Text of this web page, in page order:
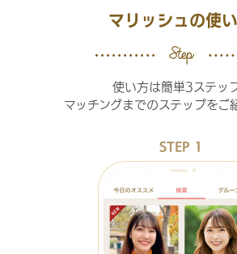
マリッシュの使
使い方は簡単3ステップ
マッチングまでのステップをご
STEP 1